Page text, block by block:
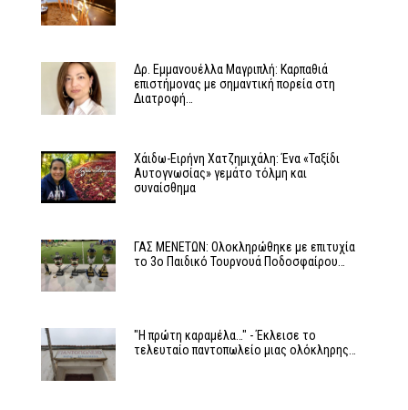
Δρ. Εμμανουέλλα Μαγριπλή: Καρπαθιά
επιστήμονας με σημαντική πορεία στη
Διατροφή…
Χάιδω-Ειρήνη Χατζημιχάλη: Ένα «Ταξίδι
Αυτογνωσίας» γεμάτο τόλμη και
συναίσθημα
ΓΑΣ ΜΕΝΕΤΩΝ: Ολοκληρώθηκε με επιτυχία
το 3ο Παιδικό Τουρνουά Ποδοσφαίρου…
"Η πρώτη καραμέλα…" - Έκλεισε το
τελευταίο παντοπωλείο μιας ολόκληρης…